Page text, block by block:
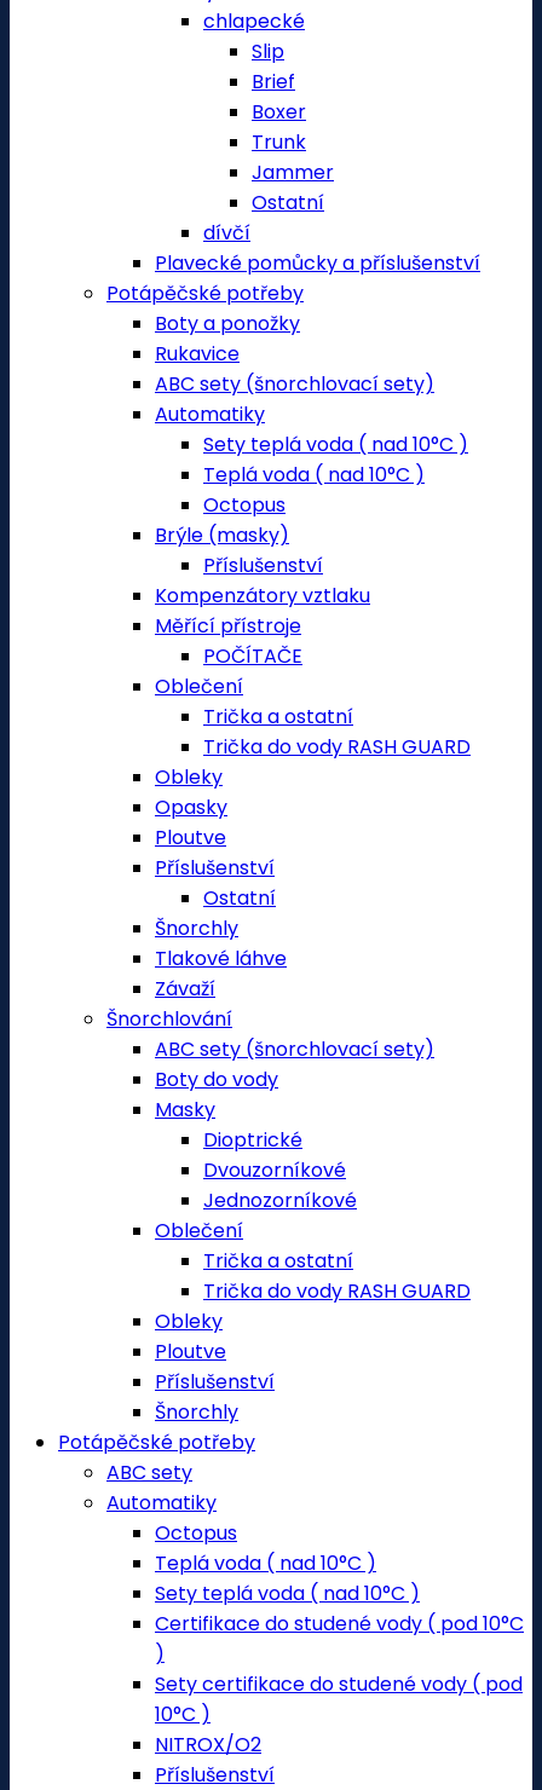
chlapecké
Slip
Brief
Boxer
Trunk
Jammer
Ostatní
dívčí
Plavecké pomůcky a příslušenství
Potápěčské potřeby
Boty a ponožky
Rukavice
ABC sety (šnorchlovací sety)
Automatiky
Sety teplá voda ( nad 10°C )
Teplá voda ( nad 10°C )
Octopus
Brýle (masky)
Příslušenství
Kompenzátory vztlaku
Měřící přístroje
POČÍTAČE
Oblečení
Trička a ostatní
Trička do vody RASH GUARD
Obleky
Opasky
Ploutve
Příslušenství
Ostatní
Šnorchly
Tlakové láhve
Závaží
Šnorchlování
ABC sety (šnorchlovací sety)
Boty do vody
Masky
Dioptrické
Dvouzorníkové
Jednozorníkové
Oblečení
Trička a ostatní
Trička do vody RASH GUARD
Obleky
Ploutve
Příslušenství
Šnorchly
Potápěčské potřeby
ABC sety
Automatiky
Octopus
Teplá voda ( nad 10°C )
Sety teplá voda ( nad 10°C )
Certifikace do studené vody ( pod 10°C
)
Sety certifikace do studené vody ( pod
10°C )
NITROX/O2
Příslušenství